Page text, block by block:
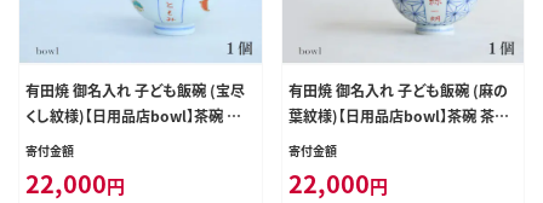
有田焼 御名入れ 子ども飯碗 (宝尽
くし紋様)【日用品店bowl】茶碗 茶
わん ちゃわん ご飯茶碗 飯碗 姫茶碗
レゼント 出産祝い お祝い お食い初
寄付金額
22,000円
有田焼 御名入れ 子ども飯碗 (麻の
葉紋様)【日用品店bowl】茶碗 茶わ
ん ちゃわん ご飯茶碗 飯碗 姫茶碗 子
ゼント 出産祝い お祝い お食い初め
寄付金額
22,000円